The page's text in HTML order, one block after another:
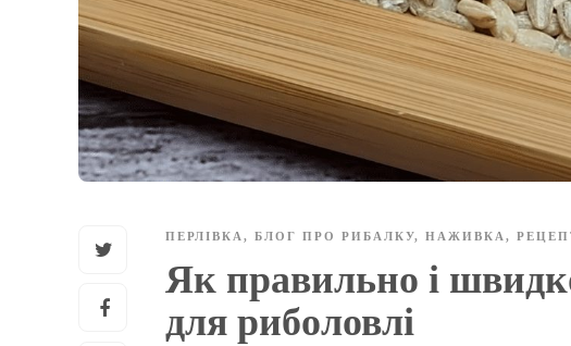
ПЕРЛІВКА , БЛОГ ПРО РИБАЛКУ, НАЖИВКА ,
Як правильно і
для риболовлі